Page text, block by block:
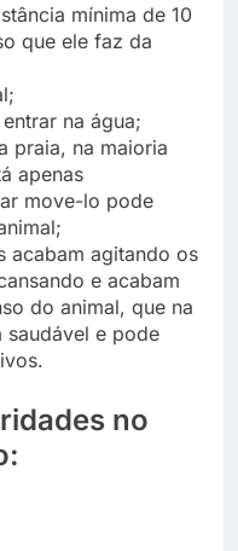
mínima de 10
que ele faz da
na água;
praia, na maioria
apenas
move-lo pode
acabam agitando os
e acabam
do animal, que na
saudável e pode
no